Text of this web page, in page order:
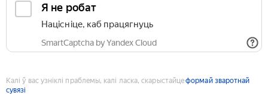
Я не робат
Націсніце, каб працягнуць
SmartCaptcha by Yandex Cloud
Калі ў вас узніклі праблемы, калі ласка, скарыстайцеформай зваротнай
сувязі